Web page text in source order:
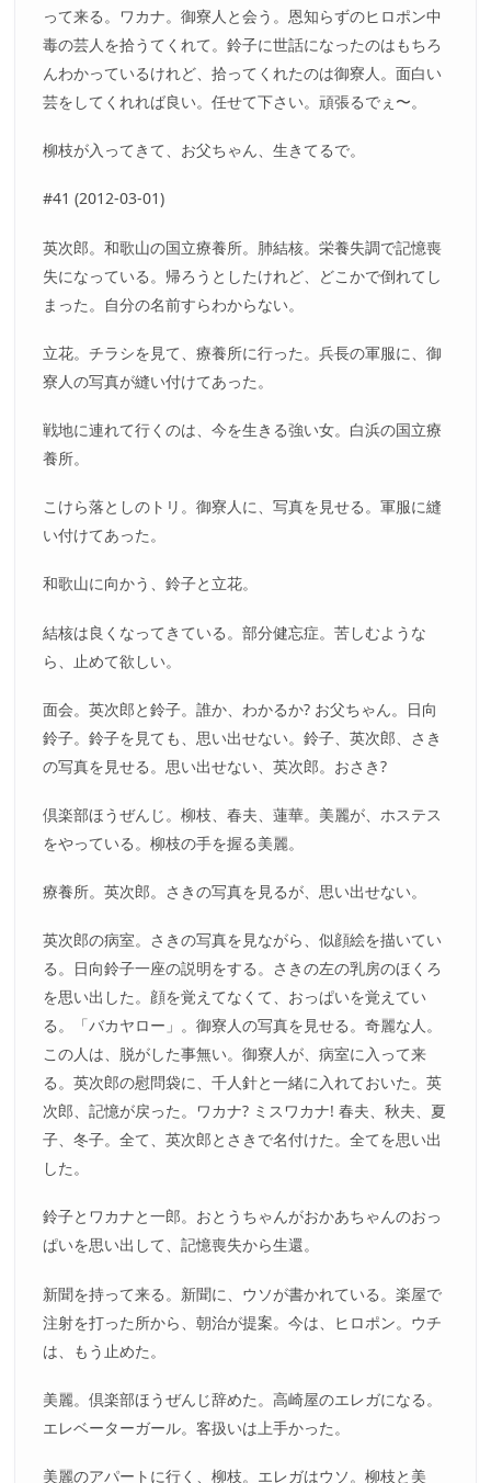
って来る。ワカナ。御寮人と会う。恩知らずのヒロポン中
毒の芸人を拾うてくれて。鈴子に世話になったのはもちろ
んわかっているけれど、拾ってくれたのは御寮人。面白い
芸をしてくれれば良い。任せて下さい。頑張るでぇ〜。
柳枝が入ってきて、お父ちゃん、生きてるで。
#41 (2012-03-01)
英次郎。和歌山の国立療養所。肺結核。栄養失調で記憶喪
失になっている。帰ろうとしたけれど、どこかで倒れてし
まった。自分の名前すらわからない。
立花。チラシを見て、療養所に行った。兵長の軍服に、御
寮人の写真が縫い付けてあった。
戦地に連れて行くのは、今を生きる強い女。白浜の国立療
養所。
こけら落としのトリ。御寮人に、写真を見せる。軍服に縫
い付けてあった。
和歌山に向かう、鈴子と立花。
結核は良くなってきている。部分健忘症。苦しむような
ら、止めて欲しい。
面会。英次郎と鈴子。誰か、わかるか? お父ちゃん。日向
鈴子。鈴子を見ても、思い出せない。鈴子、英次郎、さき
の写真を見せる。思い出せない、英次郎。おさき?
倶楽部ほうぜんじ。柳枝、春夫、蓮華。美麗が、ホステス
をやっている。柳枝の手を握る美麗。
療養所。英次郎。さきの写真を見るが、思い出せない。
英次郎の病室。さきの写真を見ながら、似顔絵を描いてい
る。日向鈴子一座の説明をする。さきの左の乳房のほくろ
を思い出した。顔を覚えてなくて、おっぱいを覚えてい
る。「バカヤロー」。御寮人の写真を見せる。奇麗な人。
この人は、脱がした事無い。御寮人が、病室に入って来
る。英次郎の慰問袋に、千人針と一緒に入れておいた。英
次郎、記憶が戻った。ワカナ? ミスワカナ! 春夫、秋夫、夏
子、冬子。全て、英次郎とさきで名付けた。全てを思い出
した。
鈴子とワカナと一郎。おとうちゃんがおかあちゃんのおっ
ぱいを思い出して、記憶喪失から生還。
新聞を持って来る。新聞に、ウソが書かれている。楽屋で
注射を打った所から、朝治が提案。今は、ヒロポン。ウチ
は、もう止めた。
美麗。倶楽部ほうぜんじ辞めた。高崎屋のエレガになる。
エレベーターガール。客扱いは上手かった。
美麗のアパートに行く、柳枝。エレガはウソ。柳枝と美